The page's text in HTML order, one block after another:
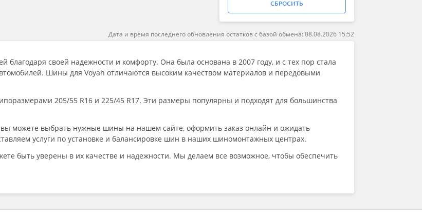
ILINK
Joyroad
Kapsen
Kumho
Landsail
Landspider
Lassa
Matador
Сердобольская ул., д. 3
Софийская д. 112 к.2
Харченко ул., д. 41
Московское ш. 231 к.5
г. Кингисепп, 4-й проезд, д. 1
СБРОСИТЬ
Дата и время последнего обновления остатков с базой обмена: 08.08.2026 15:52
благодаря своей надежности и комфорту. Она была основана в 2007 году, и с тех пор стала
Шины для Voyah отличаются высоким качеством материалов и передовыми
205/55 R16 и 225/45 R17. Эти размеры популярны и подходят для большинства
можете выбрать нужные шины на нашем сайте, оформить заказ онлайн и ожидать
услуги по установке и балансировке шин в наших шиномонтажных центрах.
быть уверены в их качестве и надежности. Мы делаем все возможное, чтобы обеспечить